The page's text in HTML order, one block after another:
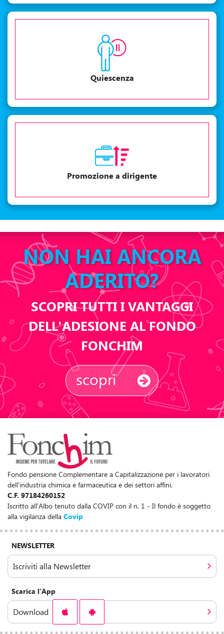
Quiescenza
Promozione a dirigente
NON HAI ANCORA
ADERITO?
SCOPRI TUTTI I VANTAGGI
DELL'ADESIONE AL FONDO
FONCHIM
scopri
Fondo pensione Complementare a Capitalizzazione per i lavoratori
dell'industria chimica e farmaceutica e dei settori affini.
C.F. 97184260152
Iscritto all'Albo tenuto dalla COVIP con il n. 1 - Il fondo è soggetto
alla vigilanza della Covip
NEWSLETTER
Iscriviti alla Newsletter
Scarica l'App
Download